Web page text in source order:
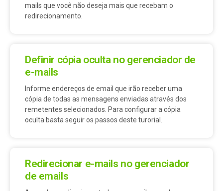
mails que você não deseja mais que recebam o
redirecionamento.
Definir cópia oculta no gerenciador de
e-mails
Informe endereços de email que irão receber uma
cópia de todas as mensagens enviadas através dos
remetentes selecionados. Para configurar a cópia
oculta basta seguir os passos deste turorial.
Redirecionar e-mails no gerenciador
de emails